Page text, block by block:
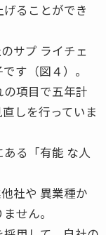
ることができ
サプ ライチェ
す（図４）。
項目で五年計
しを行っていま
る「有能 な人
社や 異業種か
せん。